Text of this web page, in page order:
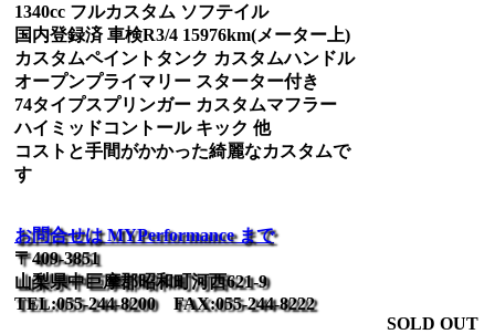
1340cc フルカスタム ソフテイル
国内登録済 車検R3/4 15976km(メーター上)
カスタムペイントタンク カスタムハンドル
オープンプライマリー スターター付き
74タイプスプリンガー カスタムマフラー
ハイミッドコントール キック 他
コストと手間がかかった綺麗なカスタムで
す
お問合せは MYPerformance まで
〒409-3851
山梨県中巨摩郡昭和町河西621-9
TEL:055-244-8200 FAX:055-244-8222
SOLD OUT